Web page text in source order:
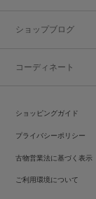
ショップブログ
コーディネート
ショッピングガイド
プライバシーポリシー
古物営業法に基づく表示
ご利用環境について